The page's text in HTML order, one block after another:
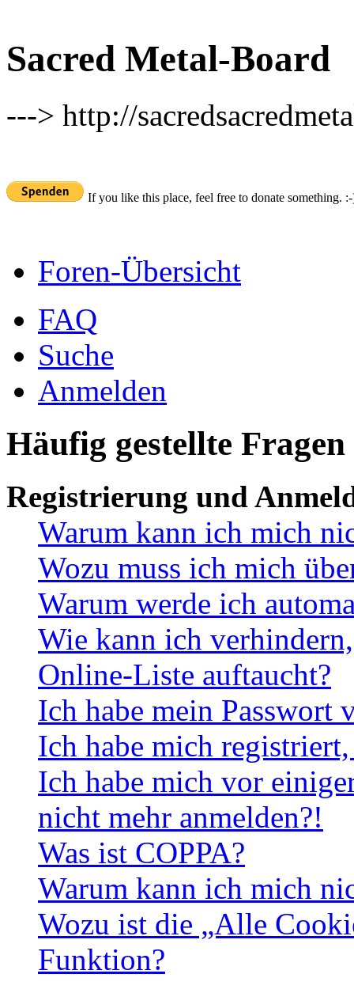
Sacred Metal-Board
---> http://
If you like this place, feel free to donate something.
Foren-Übersicht
FAQ
Suche
Anmelden
Häufig gestellte Fragen
Registrierung und
Warum kann ich mich
Wozu muss ich mich
Warum werde ich
Wie kann ich
Online-Liste auftaucht?
Ich habe mein Passwort
Ich habe mich
Ich habe mich vor
nicht mehr anmelden?!
Was ist COPPA?
Warum kann ich mich
Wozu ist die „Alle
Funktion?